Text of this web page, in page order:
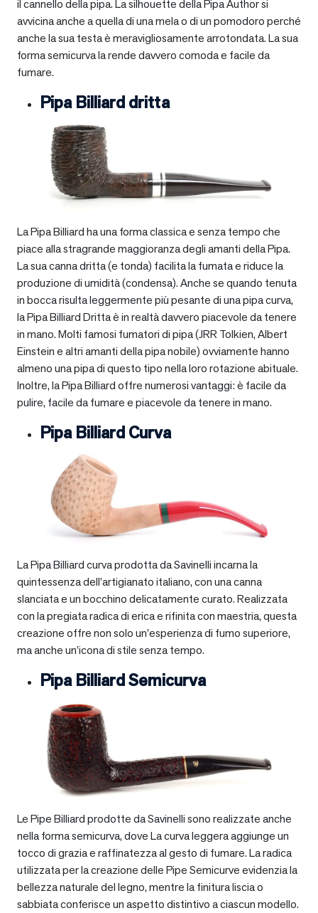
il cannello della pipa. La silhouette della Pipa Author si
avvicina anche a quella di una mela o di un pomodoro perché
anche la sua testa è meravigliosamente arrotondata. La sua
forma semicurva la rende davvero comoda e facile da
fumare.
Pipa Billiard dritta
La Pipa Billiard ha una forma classica e senza tempo che
piace alla stragrande maggioranza degli amanti della Pipa.
La sua canna dritta (e tonda) facilita la fumata e riduce la
produzione di umidità (condensa). Anche se quando tenuta
in bocca risulta leggermente più pesante di una pipa curva,
la Pipa Billiard Dritta è in realtà davvero piacevole da tenere
in mano. Molti famosi fumatori di pipa (JRR Tolkien, Albert
Einstein e altri amanti della pipa nobile) ovviamente hanno
almeno una pipa di questo tipo nella loro rotazione abituale.
Inoltre, la Pipa Billiard offre numerosi vantaggi: è facile da
pulire, facile da fumare e piacevole da tenere in mano.
Pipa Billiard Curva
La Pipa Billiard curva prodotta da Savinelli incarna la
quintessenza dell’artigianato italiano, con una canna
slanciata e un bocchino delicatamente curato. Realizzata
con la pregiata radica di erica e rifinita con maestria, questa
creazione offre non solo un’esperienza di fumo superiore,
ma anche un’icona di stile senza tempo.
Pipa Billiard Semicurva
Le Pipe Billiard prodotte da Savinelli sono realizzate anche
nella forma semicurva, dove La curva leggera aggiunge un
tocco di grazia e raffinatezza al gesto di fumare. La radica
utilizzata per la creazione delle Pipe Semicurve evidenzia la
bellezza naturale del legno, mentre la finitura liscia o
sabbiata conferisce un aspetto distintivo a ciascun modello.